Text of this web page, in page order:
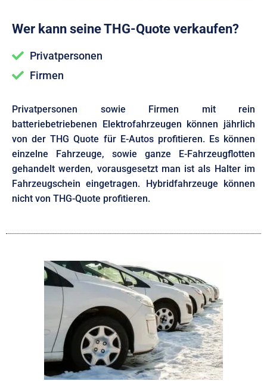
Wer kann seine THG-Quote verkaufen?
Privatpersonen
Firmen
Privatpersonen sowie Firmen mit rein
batteriebetriebenen Elektrofahrzeugen können jährlich
von der THG Quote für E-Autos profitieren. Es können
einzelne Fahrzeuge, sowie ganze E-Fahrzeugflotten
gehandelt werden, vorausgesetzt man ist als Halter im
Fahrzeugschein eingetragen. Hybridfahrzeuge können
nicht von THG-Quote profitieren.